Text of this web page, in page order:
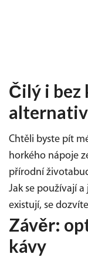
Čilý i bez
Chtěli byste pít
horkého nápoje
přírodní
Jak se používají
existují, se
Závěr:
kávy